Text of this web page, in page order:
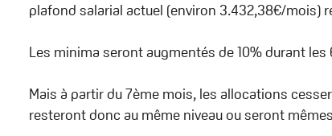
plafond salarial actuel (environ 3.432,38€/mois)
Les minima seront augmentés de 10% durant
Mais à partir du 7ème mois, les allocations
resteront donc au même niveau ou seront